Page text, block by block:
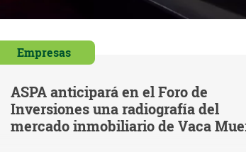
Empresas
ASPA anticipará en el Foro de
Inversiones una radiografía del
mercado inmobiliario de Vaca